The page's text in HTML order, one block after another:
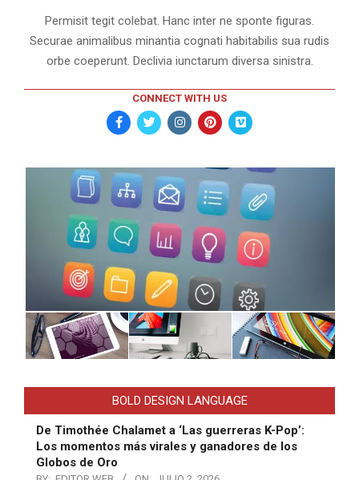
Permisit tegit colebat. Hanc inter ne sponte figuras.
Securae animalibus minantia cognati habitabilis sua rudis
orbe coeperunt. Declivia iunctarum diversa sinistra.
CONNECT WITH US
BOLD DESIGN LANGUAGE
De Timothée Chalamet a ‘Las guerreras K-Pop’:
Los momentos más virales y ganadores de los
Globos de Oro